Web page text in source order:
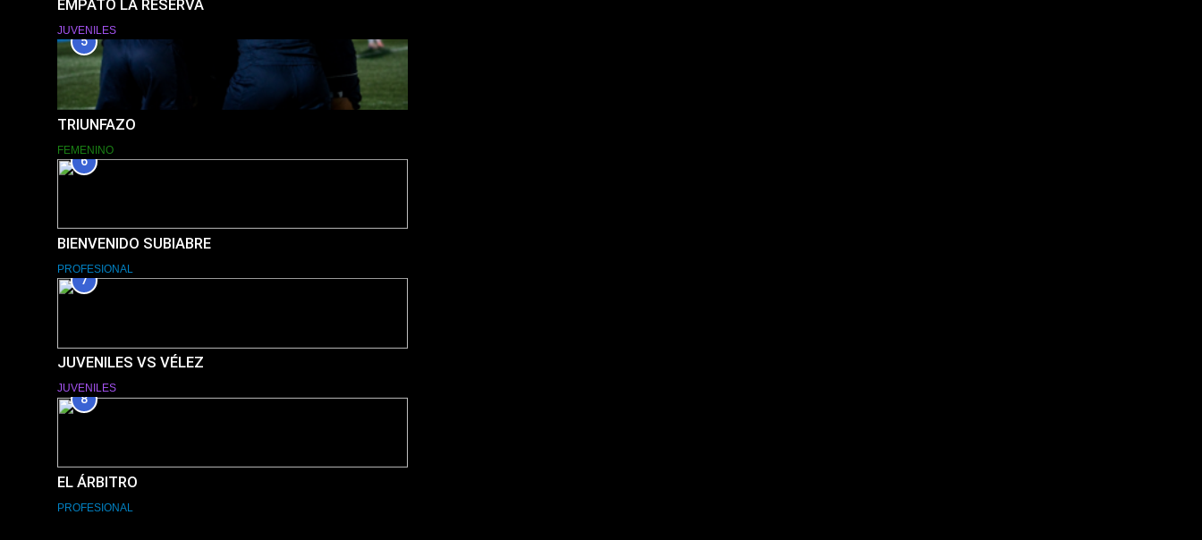
EMPATÓ LA RESERVA
JUVENILES
5
TRIUNFAZO
FEMENINO
6
BIENVENIDO SUBIABRE
PROFESIONAL
7
JUVENILES VS VÉLEZ
JUVENILES
8
EL ÁRBITRO
PROFESIONAL